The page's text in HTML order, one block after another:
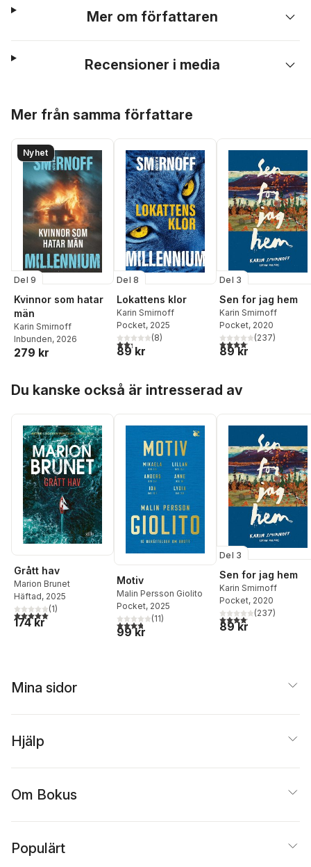
Mer om författaren
Recensioner i media
Mer från samma författare
Nyhet
Del 9
Kvinnor som hatar
män
Karin Smirnoff
Inbunden, 2026
279 kr
Del 8
Lokattens klor
Karin Smirnoff
Pocket, 2025
2,3utav 5 stjärnor. Totalt antal röster:
(8)
89 kr
Del 3
Sen for jag hem
Karin Smirnoff
Pocket, 2020
4,1utav 5 stjärnor.
(237)
89 kr
Du kanske också är intresserad av
Grått hav
Marion Brunet
Häftad, 2025
5,0utav 5 stjärnor. Totalt antal röster:
(1)
174 kr
Motiv
Malin Persson Giolito
Pocket, 2025
3,8utav 5 stjärnor. Totalt antal röster:
(11)
99 kr
Del 3
Sen for jag hem
Karin Smirnoff
Pocket, 2020
4,1utav 5 stjärnor.
(237)
89 kr
Mina sidor
Hjälp
Om Bokus
Populärt